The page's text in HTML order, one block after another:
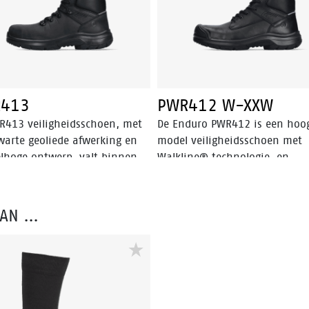
veiligheidsschoen, met
geoliede afwerking en
ontwerp, valt binnen
aluminium neus en een
om
is deze schoen uitgerust
technologieën
Walkline® 3.0, Easy Rolling®,
System® en het Tunnel
PWR412 W-XXW
De Enduro PWR412 is een
model veiligheidsschoen met
Walkline® technologie, en
…